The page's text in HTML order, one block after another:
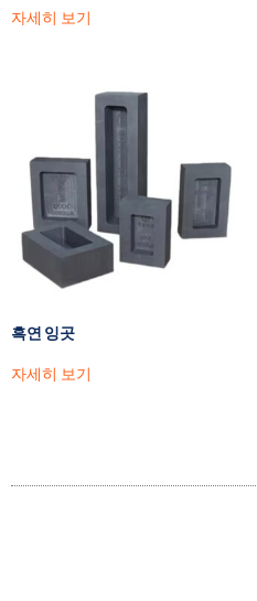
자세히 보기
흑연 잉곳
자세히 보기